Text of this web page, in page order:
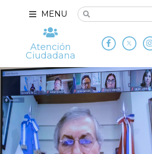
MENU
Atención
Ciudadana